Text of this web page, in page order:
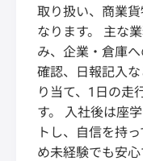
取り扱い、商業
なります。 主な
み、企業・倉庫
確認、日報記入
り当て、1日の走
す。 入社後は座
トし、自信を持
め未経験でも安